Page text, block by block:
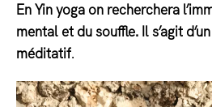
En Yin yoga on recherchera
mental et du souffle. Il s’agit
méditatif.